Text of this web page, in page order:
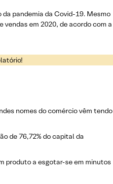
pandemia da Covid-19. Mesmo
vendas em 2020, de acordo com a
nomes do comércio vêm tendo
de 76,72% do capital da
produto a esgotar-se em minutos